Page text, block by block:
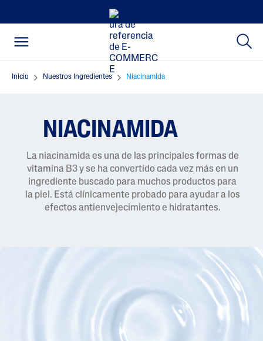
Inicio Nuestros Ingredientes Niacinamida
NIACINAMIDA
La niacinamida es una de las principales formas de
vitamina B3 y se ha convertido cada vez más en un
ingrediente buscado para muchos productos para
la piel. Está clínicamente probado para ayudar a los
efectos antienvejecimiento e hidratantes.